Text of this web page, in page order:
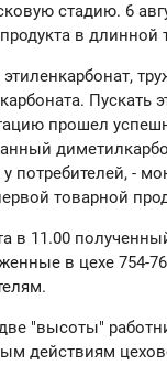
стадию. 6
в длинной
Пускать
прошел
потребителей, -
товарной
в 11.00
в цехе 754-
"высоты"
действиям